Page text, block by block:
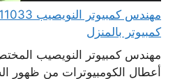
كمبيوتر بالمنزل
مهندس كمبيوتر النويصيب
أعطال الكومبيوترات من ظهور